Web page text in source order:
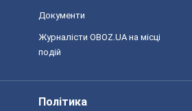
Документи
Журналісти OBOZ.UA на місці
подій
Політика